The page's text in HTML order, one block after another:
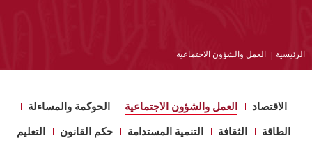
مسار
التنقل
الرئيسية العمل والشؤون الاجتماعية
الاقتصاد العمل والشؤون الاجتماعية الحوكمة والمساءلة
الطاقة الثقافة التنمية المستدامة حكم القانون التعليم